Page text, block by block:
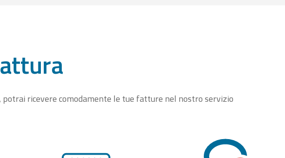
potrai ricevere comodamente le tue fatture nel nostro servizio